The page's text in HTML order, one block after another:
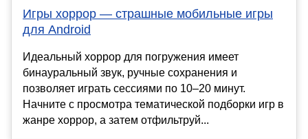
Игры хоррор — страшные мобильные игры
для Android
Идеальный хоррор для погружения имеет
бинауральный звук, ручные сохранения и
позволяет играть сессиями по 10–20 минут.
Начните с просмотра тематической подборки игр в
жанре хоррор, а затем отфильтруй...